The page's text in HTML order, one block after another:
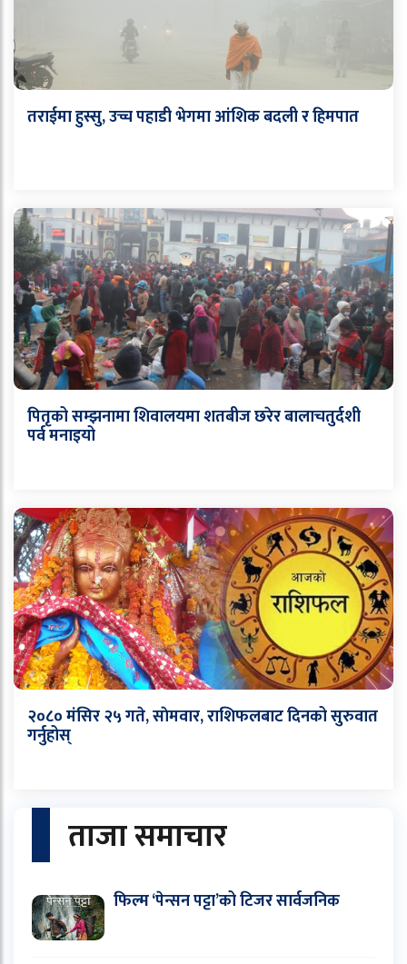
तराईमा हुस्सु, उच्च पहाडी भेगमा आंशिक बदली र हिमपात
पितृको सम्झनामा शिवालयमा शतबीज छरेर बालाचतुर्दशी
पर्व मनाइयो
२०८० मंसिर २५ गते, साेमवार, राशिफलबाट दिनको सुरुवात
गर्नुहोस्
ताजा समाचार
फिल्म ‘पेन्सन पट्टा’को टिजर सार्वजनिक